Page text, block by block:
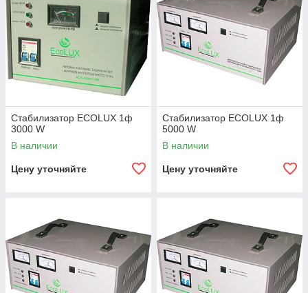
Стабилизатор ECOLUX 1ф
3000 W
В наличии
Цену уточняйте
Стабилизатор ECOLUX 1ф
5000 W
В наличии
Цену уточняйте